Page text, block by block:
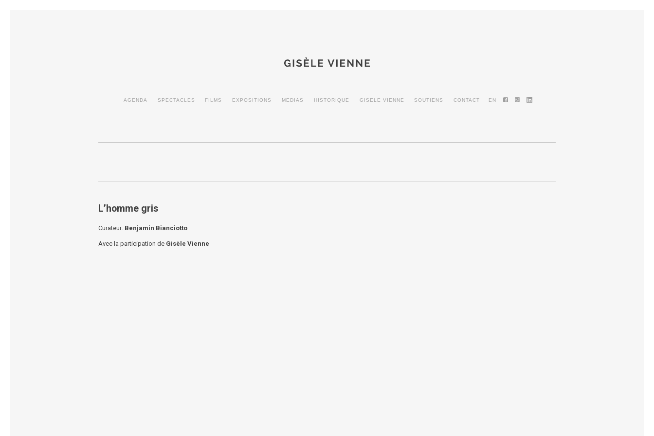
AGENDA SPECTACLES FILMS EXPOSITIONS MEDIAS HISTORIQUE GISELE VIENNE SOUTIENS CONTACT EN
L’homme gris
Curateur: Benjamin Bianciotto
Avec la participation de Gisèle Vienne